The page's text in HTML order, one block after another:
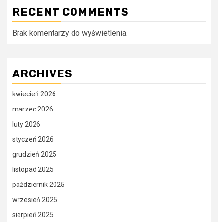
RECENT COMMENTS
Brak komentarzy do wyświetlenia.
ARCHIVES
kwiecień 2026
marzec 2026
luty 2026
styczeń 2026
grudzień 2025
listopad 2025
październik 2025
wrzesień 2025
sierpień 2025